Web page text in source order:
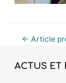
← Article
ACTUS ET